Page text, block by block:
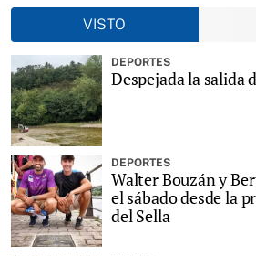
VISTO
DEPORTES
Despejada la salida
DEPORTES
Walter Bouzán y
el sábado desde la
del Sella